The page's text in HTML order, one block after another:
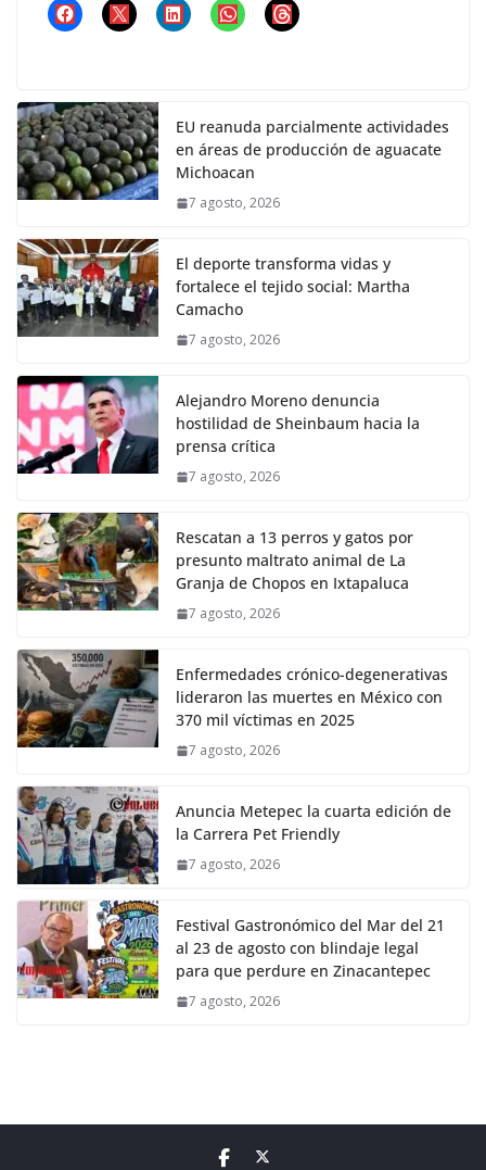
EU reanuda parcialmente actividades
en áreas de producción de aguacate
Michoacan
7 agosto, 2026
El deporte transforma vidas y
fortalece el tejido social: Martha
Camacho
7 agosto, 2026
Alejandro Moreno denuncia
hostilidad de Sheinbaum hacia la
prensa crítica
7 agosto, 2026
Rescatan a 13 perros y gatos por
presunto maltrato animal de La
Granja de Chopos en Ixtapaluca
7 agosto, 2026
Enfermedades crónico-degenerativas
lideraron las muertes en México con
370 mil víctimas en 2025
7 agosto, 2026
Anuncia Metepec la cuarta edición de
la Carrera Pet Friendly
7 agosto, 2026
Festival Gastronómico del Mar del 21
al 23 de agosto con blindaje legal
para que perdure en Zinacantepec
7 agosto, 2026